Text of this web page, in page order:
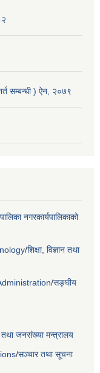
सम्बन्धी ) ऐन, २०७९
नगरकार्यपालिकाको
/शिक्षा, विज्ञान तथा
/सङ्घीय
तथा जनसंख्या मन्त्रालय
/सञ्चार तथा सूचना